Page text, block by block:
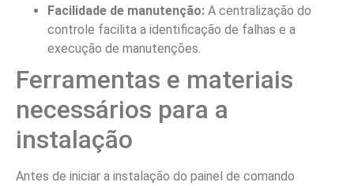
Facilidade de manutenção: A centralização do
controle facilita a identificação de falhas e a
execução de manutenções.
Ferramentas e materiais
necessários para a
instalação
Antes de iniciar a instalação do painel de comando